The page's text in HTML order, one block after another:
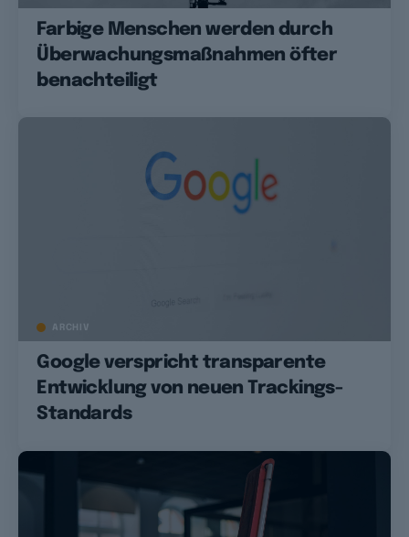
Farbige Menschen werden durch
Überwachungsmaßnahmen öfter
benachteiligt
ARCHIV
Google verspricht transparente
Entwicklung von neuen Trackings-
Standards